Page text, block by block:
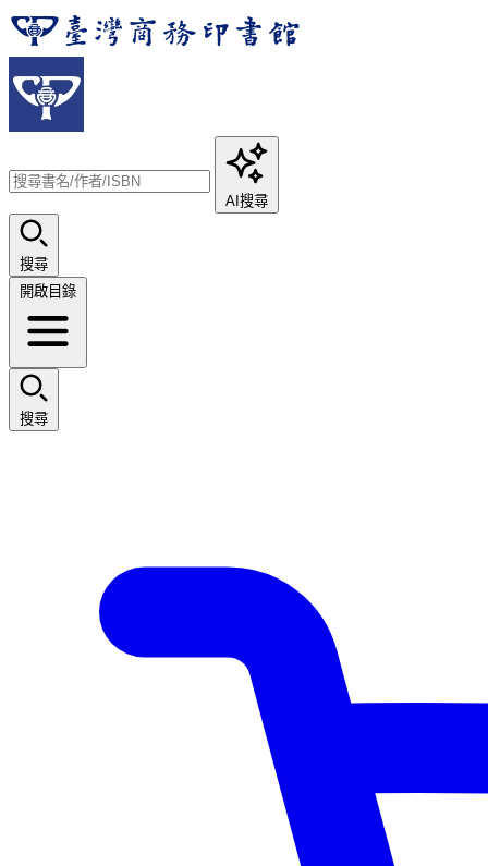
AI搜尋
搜尋
開啟目錄
搜尋